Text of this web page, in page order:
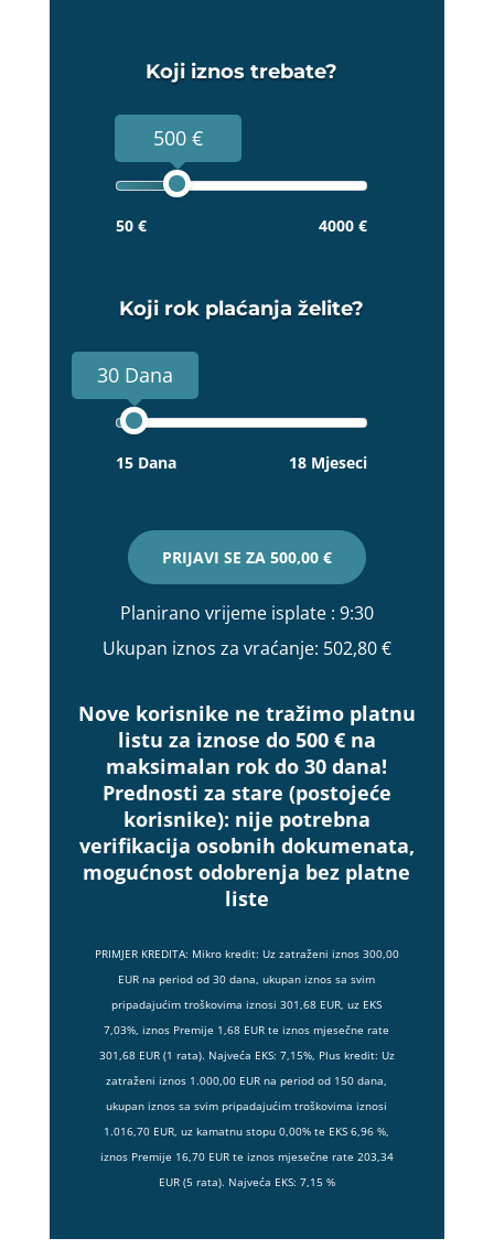
Koji iznos trebate?
500 €
50 € 4000 €
Koji rok plaćanja želite?
30 Dana
15 Dana 18 Mjeseci
PRIJAVI SE ZA 500,00 €
Planirano vrijeme isplate : 9:30
Ukupan iznos za vraćanje: 502,80 €
Nove korisnike ne tražimo platnu
listu za iznose do 500 € na
maksimalan rok do 30 dana!
Prednosti za stare (postojeće
korisnike): nije potrebna
verifikacija osobnih dokumenata,
mogućnost odobrenja bez platne
liste
PRIMJER KREDITA: Mikro kredit: Uz zatraženi iznos 300,00
EUR na period od 30 dana, ukupan iznos sa svim
pripadajućim troškovima iznosi 301,68 EUR, uz EKS
7,03%, iznos Premije 1,68 EUR te iznos mjesečne rate
301,68 EUR (1 rata). Najveća EKS: 7,15%, Plus kredit: Uz
zatraženi iznos 1.000,00 EUR na period od 150 dana,
ukupan iznos sa svim pripadajućim troškovima iznosi
1.016,70 EUR, uz kamatnu stopu 0,00% te EKS 6,96 %,
iznos Premije 16,70 EUR te iznos mjesečne rate 203,34
EUR (5 rata). Najveća EKS: 7,15 %